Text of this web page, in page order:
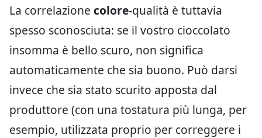
La correlazione colore-qualità è tuttavia
spesso sconosciuta: se il vostro cioccolato
insomma è bello scuro, non significa
automaticamente che sia buono. Può darsi
invece che sia stato scurito apposta dal
produttore (con una tostatura più lunga, per
esempio, utilizzata proprio per correggere i